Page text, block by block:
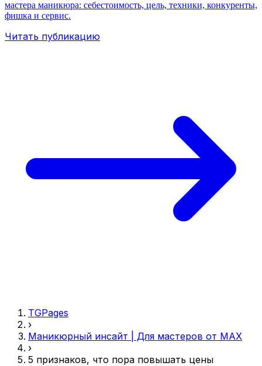
мастера маникюра: себестоимость, цель, техники, конкуренты,
фишка и сервис.
Читать публикацию
TGPages
›
Маникюрный инсайт | Для мастеров от MAX
›
5 признаков, что пора повышать цены